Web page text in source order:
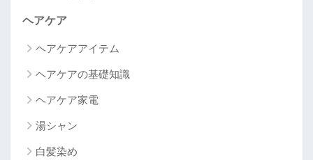
ヘアケア
ヘアケアアイテム
ヘアケアの基礎知識
ヘアケア家電
湯シャン
白髪染め